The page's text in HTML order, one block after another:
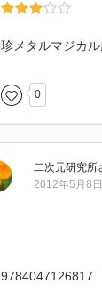
若さを武器に年
生は長く、自分
ぶだけ遊んで、死
主人公の親につ
ます。そんな中、
一人に急展開が、
珍メタルマジカ
0
二次元研究所
2012年5月8日